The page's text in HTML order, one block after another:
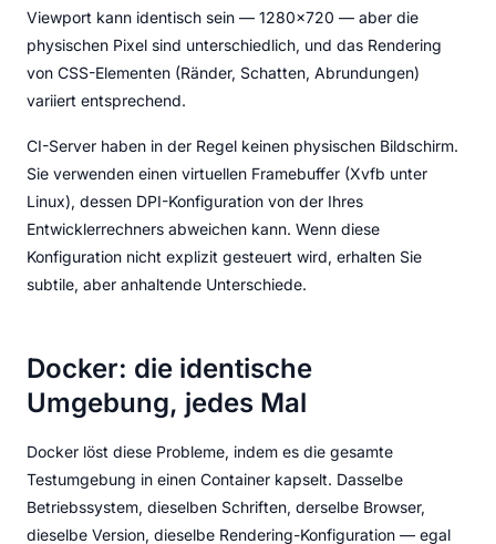
Viewport kann identisch sein — 1280x720 — aber die
physischen Pixel sind unterschiedlich, und das Rendering
von CSS-Elementen (Ränder, Schatten, Abrundungen)
variiert entsprechend.
CI-Server haben in der Regel keinen physischen Bildschirm.
Sie verwenden einen virtuellen Framebuffer (Xvfb unter
Linux), dessen DPI-Konfiguration von der Ihres
Entwicklerrechners abweichen kann. Wenn diese
Konfiguration nicht explizit gesteuert wird, erhalten Sie
subtile, aber anhaltende Unterschiede.
Docker: die identische
Umgebung, jedes Mal
Docker löst diese Probleme, indem es die gesamte
Testumgebung in einen Container kapselt. Dasselbe
Betriebssystem, dieselben Schriften, derselbe Browser,
dieselbe Version, dieselbe Rendering-Konfiguration — egal